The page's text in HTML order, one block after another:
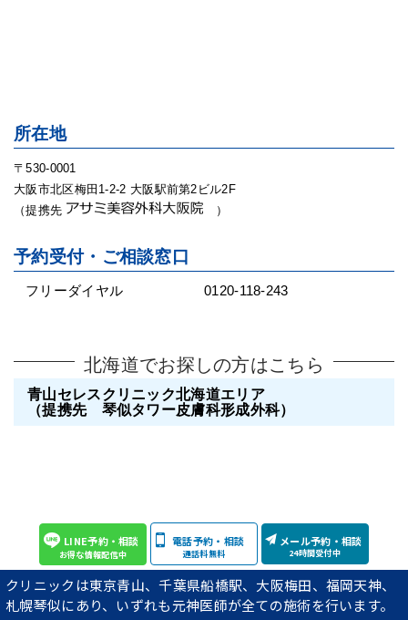
所在地
〒530-0001
大阪市北区梅田1-2-2 大阪駅前第2ビル2F
（提携先
）
予約受付・ご相談窓口
フリーダイヤル 0120-118-243
北海道でお探しの方はこちら
青山セレスクリニック北海道エリア
（提携先 琴似タワー皮膚科形成外科）
LINE予約・相談
お得な情報配信中
電話予約・相談
通話料無料
メール予約・相談
24時間受付中
クリニックは東京青山、千葉県船橋駅、大阪梅田、福岡天神、
札幌琴似にあり、いずれも元神医師が全ての施術を行います。